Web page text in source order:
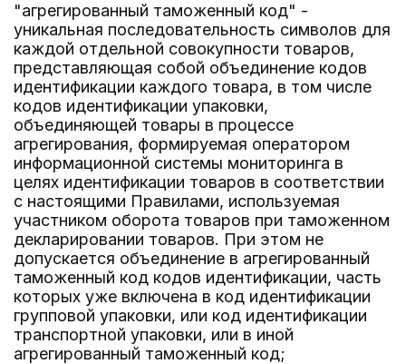
"агрегированный таможенный код" -
уникальная последовательность символов для
каждой отдельной совокупности товаров,
представляющая собой объединение кодов
идентификации каждого товара, в том числе
кодов идентификации упаковки,
объединяющей товары в процессе
агрегирования, формируемая оператором
информационной системы мониторинга в
целях идентификации товаров в соответствии
с настоящими Правилами, используемая
участником оборота товаров при таможенном
декларировании товаров. При этом не
допускается объединение в агрегированный
таможенный код кодов идентификации, часть
которых уже включена в код идентификации
групповой упаковки, или код идентификации
транспортной упаковки, или в иной
агрегированный таможенный код;